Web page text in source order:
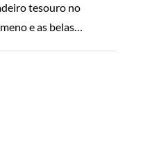
tesouro no
e as belas…